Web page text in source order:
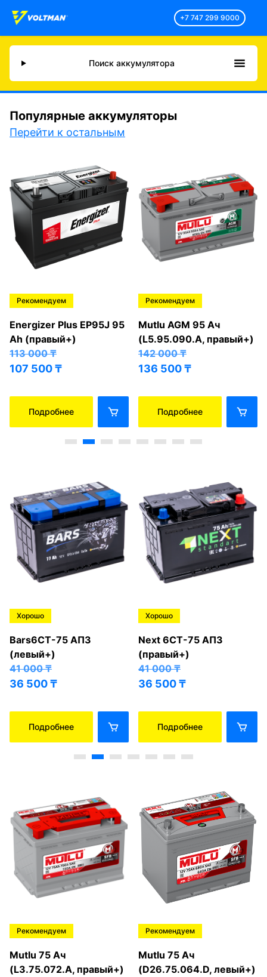
+7 747 299 9000
Поиск аккумулятора
Популярные аккумуляторы
Перейти к остальным
Рекомендуем
Energizer Plus EP95J 95
Ah (правый+)
113 000₸
107 500₸
Подробнее
Рекомендуем
Mutlu AGM 95 Ач
(L5.95.090.A, правый+)
142 000₸
136 500₸
Подробнее
Хорошо
Bars6СТ-75 АПЗ
(левый+)
41 000₸
36 500₸
Подробнее
Хорошо
Next 6СТ-75 АПЗ
(правый+)
41 000₸
36 500₸
Подробнее
Рекомендуем
Mutlu 75 Ач
(L3.75.072.A, правый+)
Рекомендуем
Mutlu 75 Ач
(D26.75.064.D, левый+)